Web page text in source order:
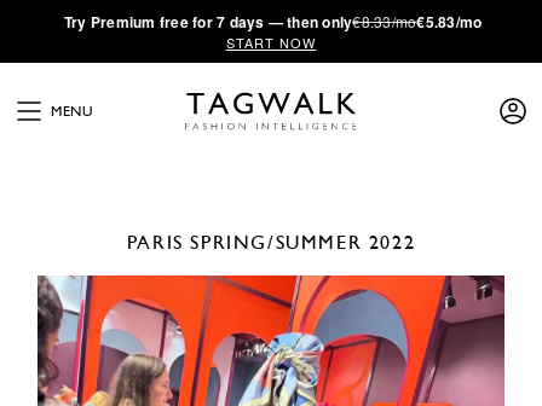
·Try Premium free for 7 days — then only€8.33/mo€5.83/mo
START NOW
MENU
PARIS SPRING/SUMMER 2022